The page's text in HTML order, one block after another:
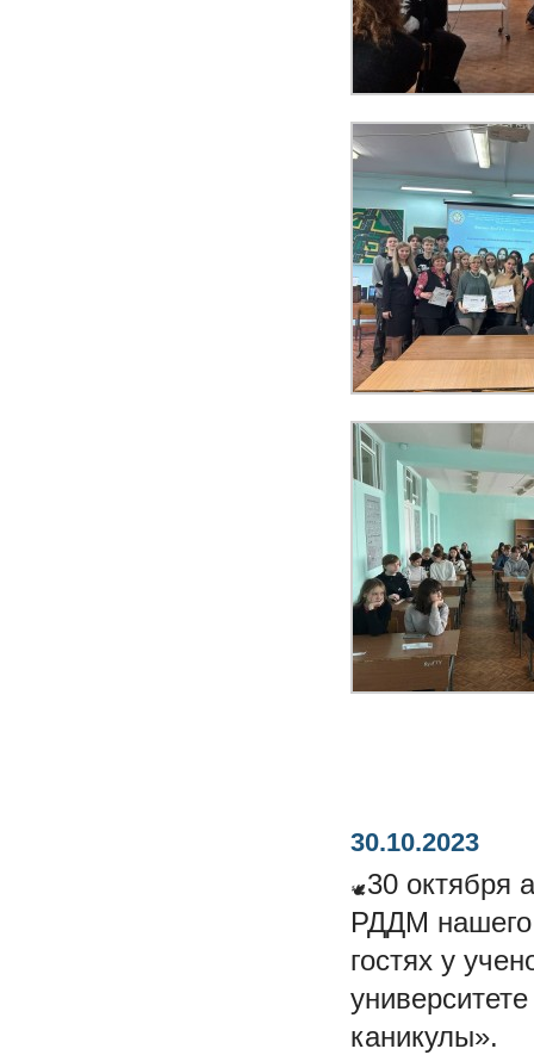
30.10.2023
30 октября
РДДМ нашего
гостях у
каникулы».